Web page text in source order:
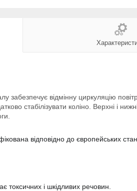
забезпечує відмінну циркуляцію
стабілізувати коліно. Верхні і
відповідно до європейських
і шкідливих речовин.